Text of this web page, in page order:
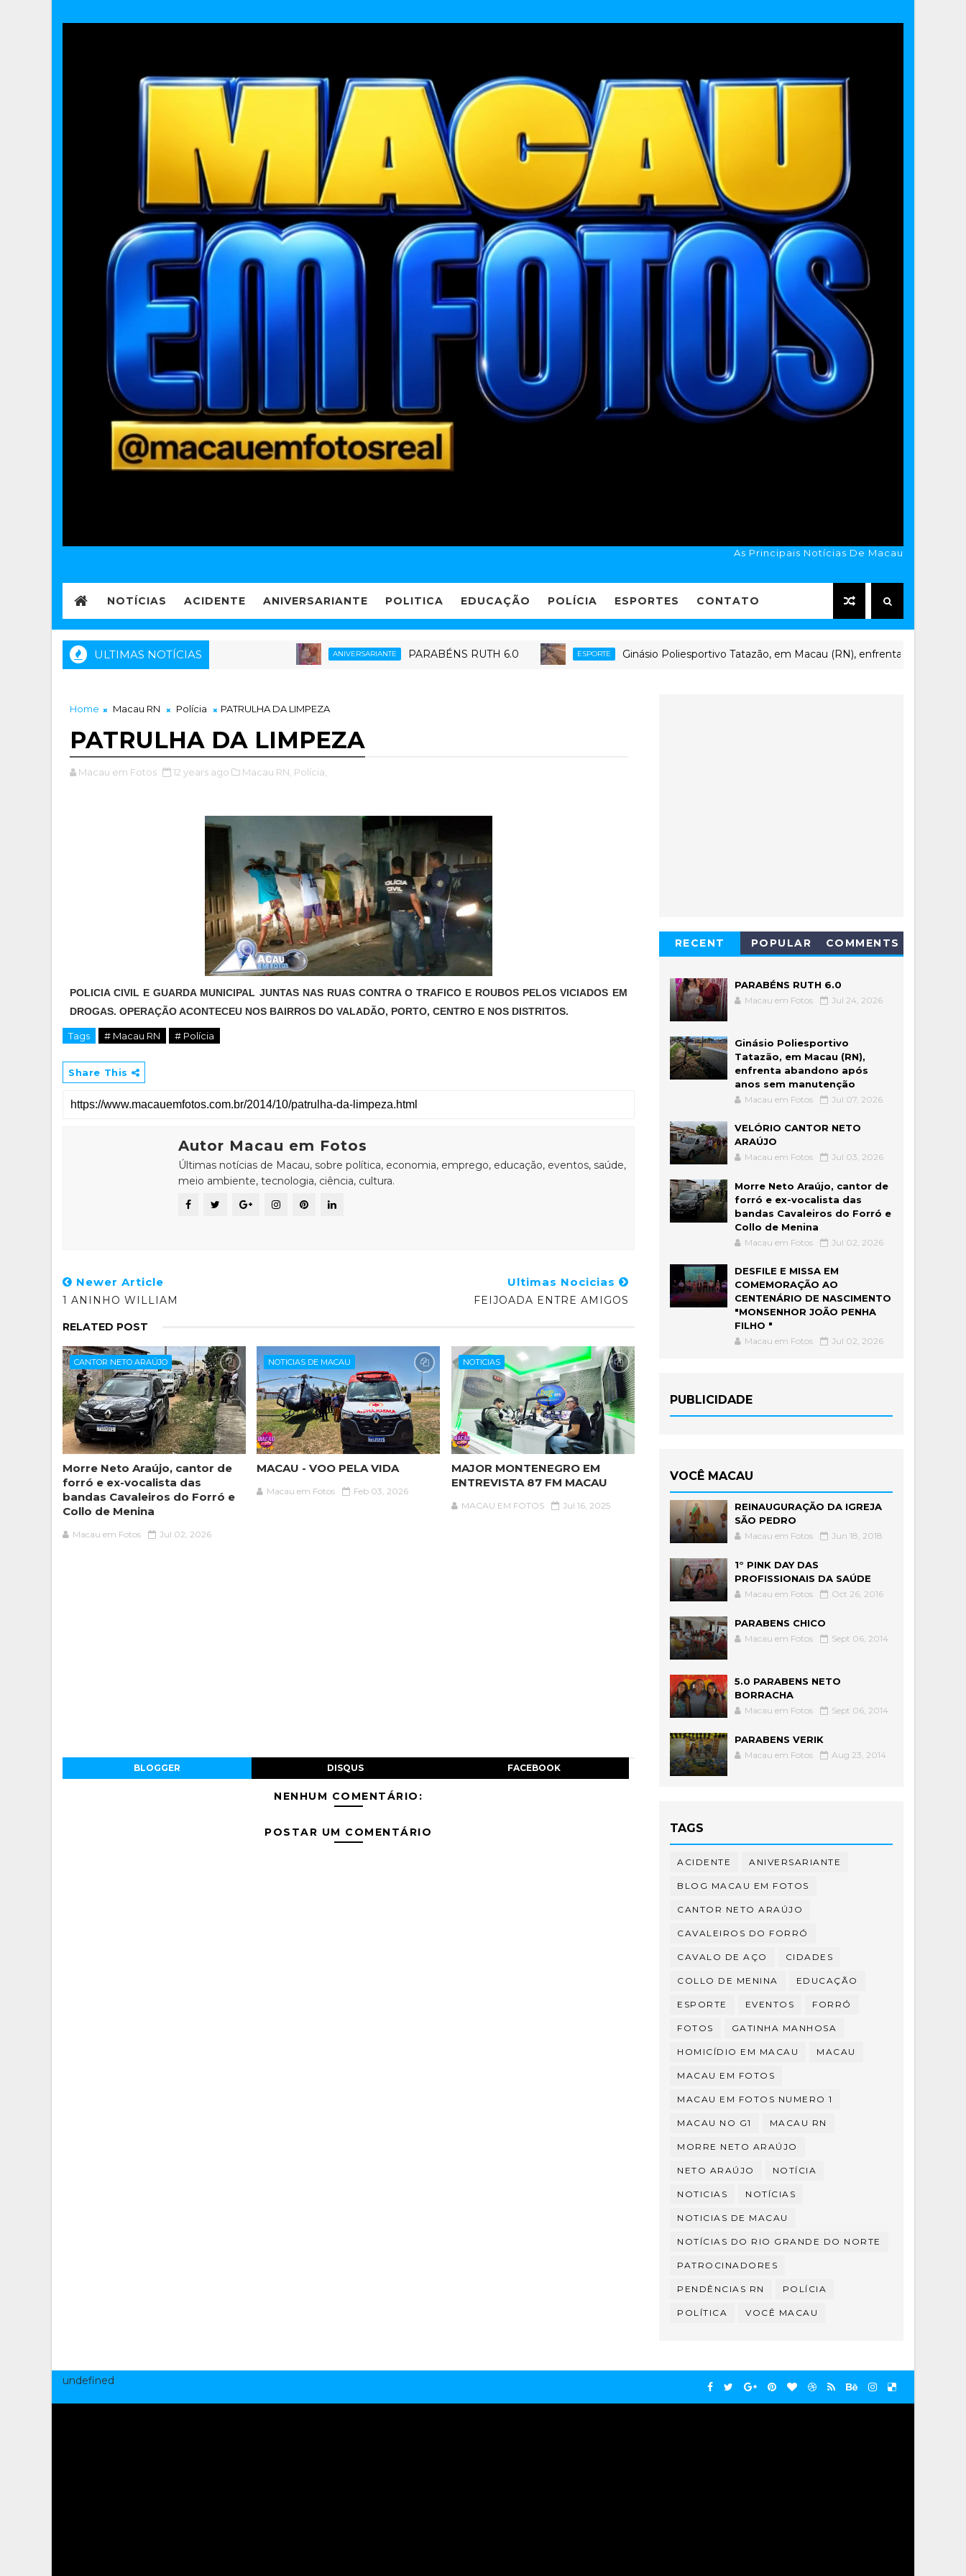
As Principais Notícias De Macau
NOTÍCIAS ACIDENTE ANIVERSARIANTE POLITICA EDUCAÇÃO POLÍCIA ESPORTES CONTATO
ULTIMAS NOTÍCIAS ANIVERSARIANTE PARABÉNS RUTH 6.0 ESPORTE Ginásio Poliesportivo Tatazão, em Macau (RN), enfrenta abandono após
Home Macau RN Polícia PATRULHA DA LIMPEZA
PATRULHA DA LIMPEZA
Macau em Fotos 12 years ago Macau RN, Polícia,
POLICIA CIVIL E GUARDA MUNICIPAL JUNTAS NAS RUAS CONTRA O TRAFICO E ROUBOS PELOS VICIADOS EM
DROGAS. OPERAÇÃO ACONTECEU NOS BAIRROS DO VALADÃO, PORTO, CENTRO E NOS DISTRITOS.
Tags # Macau RN # Polícia
Share This
Autor Macau em Fotos
Últimas notícias de Macau, sobre política, economia, emprego, educação, eventos, saúde,
meio ambiente, tecnologia, ciência, cultura.
Newer Article
1 ANINHO WILLIAM
Ultimas Nocicias
FEIJOADA ENTRE AMIGOS
RELATED POST
CANTOR NETO ARAÚJO
Morre Neto Araújo, cantor de
forró e ex-vocalista das
bandas Cavaleiros do Forró e
Collo de Menina
Macau em Fotos Jul 02, 2026
NOTICIAS DE MACAU
MACAU - VOO PELA VIDA
Macau em Fotos Feb 03, 2026
NOTICIAS
MAJOR MONTENEGRO EM
ENTREVISTA 87 FM MACAU
MACAU EM FOTOS Jul 16, 2025
BLOGGER DISQUS FACEBOOK
NENHUM COMENTÁRIO:
POSTAR UM COMENTÁRIO
RECENT POPULAR COMMENTS
PARABÉNS RUTH 6.0
Macau em Fotos Jul 24, 2026
Ginásio Poliesportivo
Tatazão, em Macau (RN),
enfrenta abandono após
anos sem manutenção
Macau em Fotos Jul 07, 2026
VELÓRIO CANTOR NETO
ARAÚJO
Macau em Fotos Jul 03, 2026
Morre Neto Araújo, cantor de
forró e ex-vocalista das
bandas Cavaleiros do Forró e
Collo de Menina
Macau em Fotos Jul 02, 2026
DESFILE E MISSA EM
COMEMORAÇÃO AO
CENTENÁRIO DE NASCIMENTO
"MONSENHOR JOÃO PENHA
FILHO "
Macau em Fotos Jul 02, 2026
PUBLICIDADE
VOCÊ MACAU
REINAUGURAÇÃO DA IGREJA
SÃO PEDRO
Macau em Fotos Jun 18, 2018
1° PINK DAY DAS
PROFISSIONAIS DA SAÚDE
Macau em Fotos Oct 26, 2016
PARABENS CHICO
Macau em Fotos Sept 06, 2014
5.0 PARABENS NETO
BORRACHA
Macau em Fotos Sept 06, 2014
PARABENS VERIK
Macau em Fotos Aug 23, 2014
TAGS
ACIDENTE ANIVERSARIANTE
BLOG MACAU EM FOTOS
CANTOR NETO ARAÚJO
CAVALEIROS DO FORRÓ
CAVALO DE AÇO CIDADES
COLLO DE MENINA EDUCAÇÃO
ESPORTE EVENTOS FORRÓ
FOTOS GATINHA MANHOSA
HOMICÍDIO EM MACAU MACAU
MACAU EM FOTOS
MACAU EM FOTOS NUMERO 1
MACAU NO G1 MACAU RN
MORRE NETO ARAÚJO
NETO ARAÚJO NOTÍCIA
NOTICIAS NOTÍCIAS
NOTICIAS DE MACAU
NOTÍCIAS DO RIO GRANDE DO NORTE
PATROCINADORES
PENDÊNCIAS RN POLÍCIA
POLÍTICA VOCÊ MACAU
undefined